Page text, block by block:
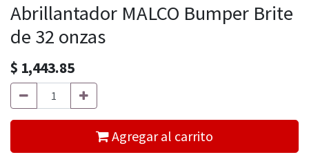
Abrillantador MALCO Bumper Brite
de 32 onzas
$ 1,443.85
Agregar al carrito